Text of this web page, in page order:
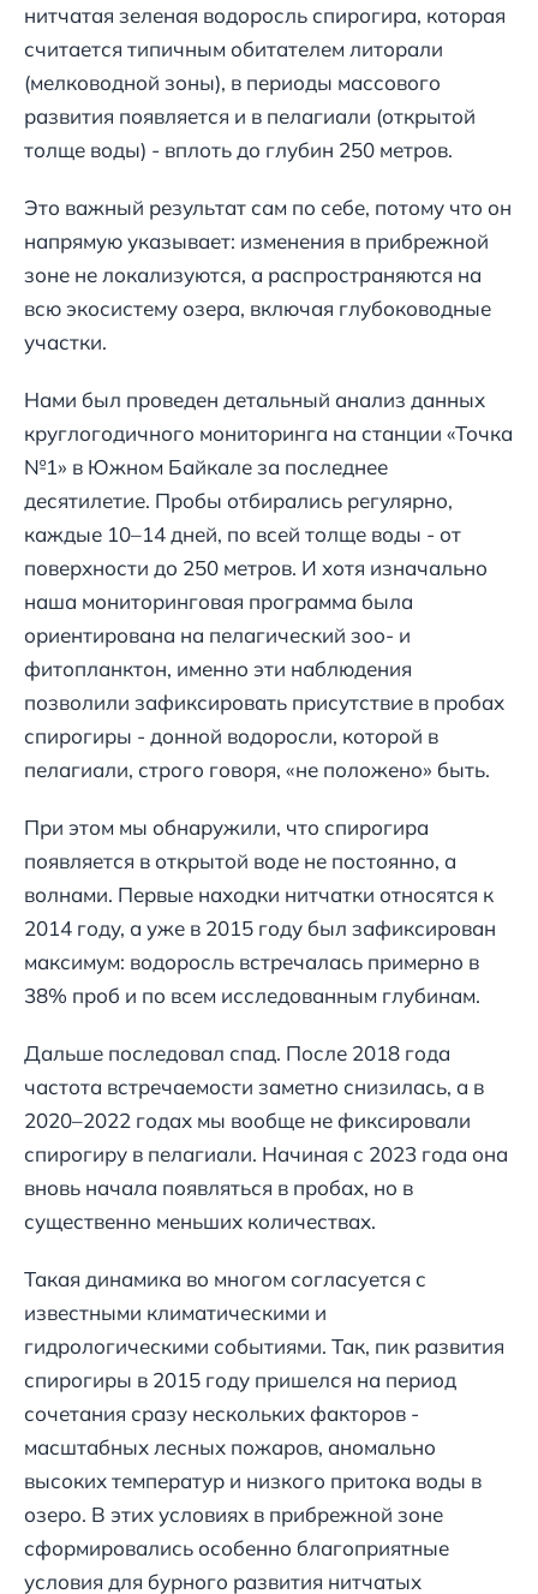
нитчатая зеленая водоросль спирогира, которая
считается типичным обитателем литорали
(мелководной зоны), в периоды массового
развития появляется и в пелагиали (открытой
толще воды) - вплоть до глубин 250 метров.
Это важный результат сам по себе, потому что он
напрямую указывает: изменения в прибрежной
зоне не локализуются, а распространяются на
всю экосистему озера, включая глубоководные
участки.
Нами был проведен детальный анализ данных
круглогодичного мониторинга на станции «Точка
№1» в Южном Байкале за последнее
десятилетие. Пробы отбирались регулярно,
каждые 10–14 дней, по всей толще воды - от
поверхности до 250 метров. И хотя изначально
наша мониторинговая программа была
ориентирована на пелагический зоо- и
фитопланктон, именно эти наблюдения
позволили зафиксировать присутствие в пробах
спирогиры - донной водоросли, которой в
пелагиали, строго говоря, «не положено» быть.
При этом мы обнаружили, что спирогира
появляется в открытой воде не постоянно, а
волнами. Первые находки нитчатки относятся к
2014 году, а уже в 2015 году был зафиксирован
максимум: водоросль встречалась примерно в
38% проб и по всем исследованным глубинам.
Дальше последовал спад. После 2018 года
частота встречаемости заметно снизилась, а в
2020–2022 годах мы вообще не фиксировали
спирогиру в пелагиали. Начиная с 2023 года она
вновь начала появляться в пробах, но в
существенно меньших количествах.
Такая динамика во многом согласуется с
известными климатическими и
гидрологическими событиями. Так, пик развития
спирогиры в 2015 году пришелся на период
сочетания сразу нескольких факторов -
масштабных лесных пожаров, аномально
высоких температур и низкого притока воды в
озеро. В этих условиях в прибрежной зоне
сформировались особенно благоприятные
условия для бурного развития нитчатых